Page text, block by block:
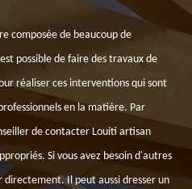
composée de beaucoup de
possible de faire des travaux de
réaliser ces interventions qui sont
en la matière. Par
de contacter Louiti artisan
Si vous avez besoin d'autres
Il peut aussi dresser un